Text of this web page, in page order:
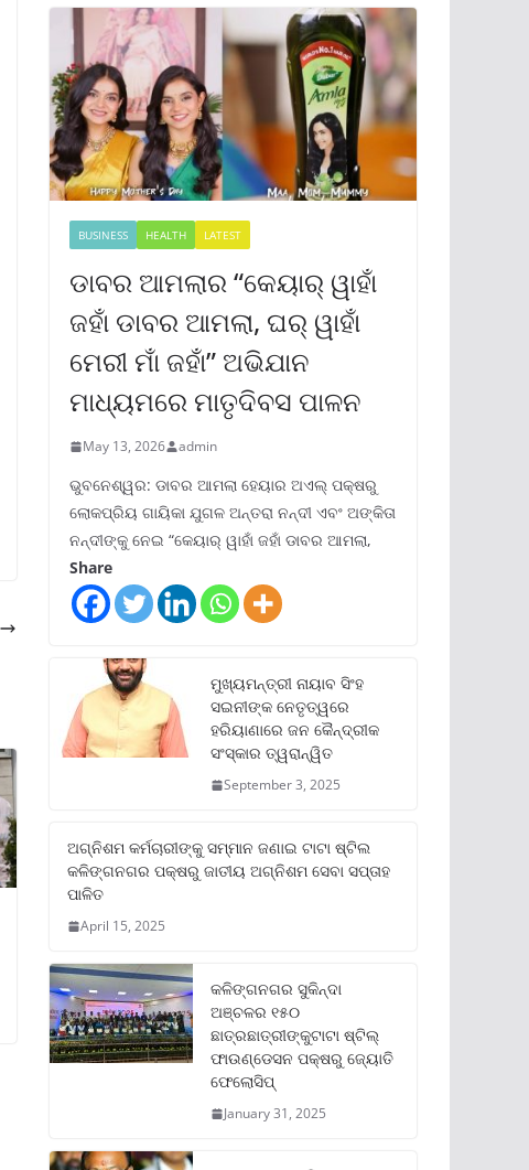
BUSINESS HEALTH LATEST
ଡାବର ଆମଲାର “କେୟାର୍ ୱାହାଁ
ଜହାଁ ଡାବର ଆମଲା, ଘର୍ ୱାହାଁ
ମେରୀ ମାଁ ଜହାଁ” ଅଭିଯାନ
ମାଧ୍ୟମରେ ମାତୃଦିବସ ପାଳନ
May 13, 2026 admin
ଭୁବନେଶ୍ୱର: ଡାବର ଆମଲା ହେୟାର ଅଏଲ୍ ପକ୍ଷରୁ
ଲୋକପ୍ରିୟ ଗାୟିକା ଯୁଗଳ ଅନ୍ତରା ନନ୍ଦୀ ଏବଂ ଅଙ୍କିତା
ନନ୍ଦୀଙ୍କୁ ନେଇ “କେୟାର୍ ୱାହାଁ ଜହାଁ ଡାବର ଆମଲା,
Share
ମୁଖ୍ୟମନ୍ତ୍ରୀ ନାୟାବ ସିଂହ
ସଇନୀଙ୍କ ନେତୃତ୍ୱରେ
ହରିୟାଣାରେ ଜନ କୈନ୍ଦ୍ରୀକ
ସଂସ୍କାର ତ୍ୱରାନ୍ୱିତ
September 3, 2025
ଅଗ୍ନିଶମ କର୍ମଚାରୀଙ୍କୁ ସମ୍ମାନ ଜଣାଇ ଟାଟା ଷ୍ଟିଲ
କଳିଙ୍ଗନଗର ପକ୍ଷରୁ ଜାତୀୟ ଅଗ୍ନିଶମ ସେବା ସପ୍ତାହ
ପାଳିତ
April 15, 2025
କଳିଙ୍ଗନଗର ସୁକିନ୍ଦା
ଅଞ୍ଚଳର ୧୫୦
ଛାତ୍ରଛାତ୍ରୀଙ୍କୁଟାଟା ଷ୍ଟିଲ୍
ଫାଉଣ୍ଡେସନ ପକ୍ଷରୁ ଜ୍ୟୋତି
ଫେଲୋସିପ୍‌
January 31, 2025